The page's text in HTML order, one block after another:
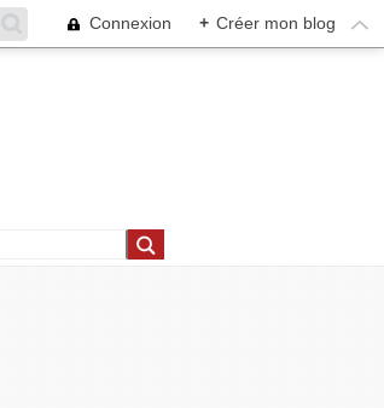
Connexion + Créer mon blog